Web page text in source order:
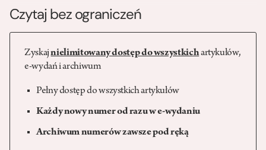
Czytaj bez ograniczeń
Zyskajnielimitowany dostęp do wszystkichartykułów,
e-wydań i archiwum
Pełny dostęp do wszystkich artykułów
Każdy nowy numer od razu w e-wydaniu
Archiwum numerów zawsze pod ręką